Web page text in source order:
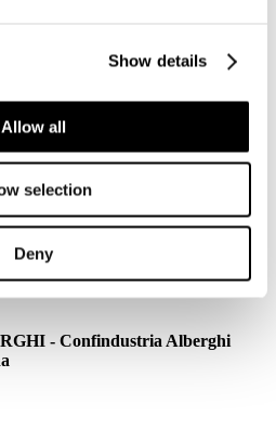
Show details
Allow all
selection
Deny
l'Italia come museo diffuso"
in agosto. Load factor da
- Tax credit: funzionamento e
- Confindustria Alberghi